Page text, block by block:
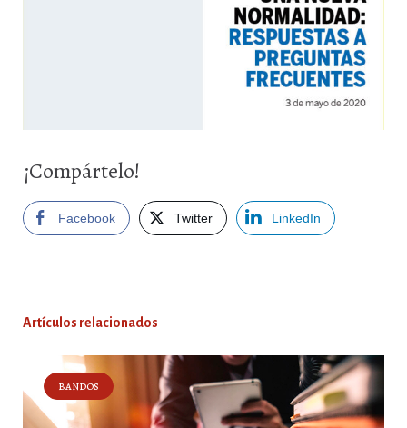
¡Compártelo!
Facebook Twitter LinkedIn
Artículos relacionados
BANDOS